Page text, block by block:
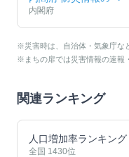
内閣府
※災害時は、自治体・気象庁な
※まちの扉では災害情報の速報
関連ランキング
人口増加率ランキング
全国 1430位